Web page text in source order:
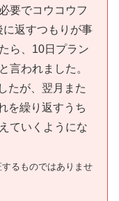
要でコウコウフ
に返すつもりが事
ら、10日プラン
言われました。
たが、翌月また
を繰り返すうち
ていくようにな
るものではありませ